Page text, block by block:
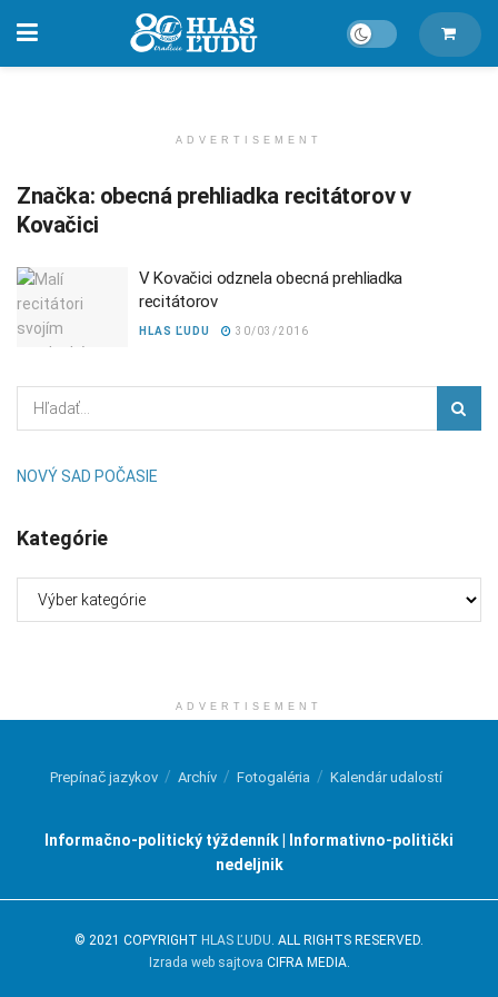
ADVERTISEMENT
Značka: obecná prehliadka recitátorov v
Kovačici
V Kovačici odznela obecná prehliadka
recitátorov
HLAS ĽUDU 30/03/2016
NOVÝ SAD POČASIE
Kategórie
ADVERTISEMENT
Prepínač jazykov Archív Fotogaléria Kalendár udalostí
Informačno-politický týždenník | Informativno-politički
nedeljnik
© 2021 COPYRIGHT HLAS ĽUDU . ALL RIGHTS RESERVED.
Izrada web sajtova CIFRA MEDIA.